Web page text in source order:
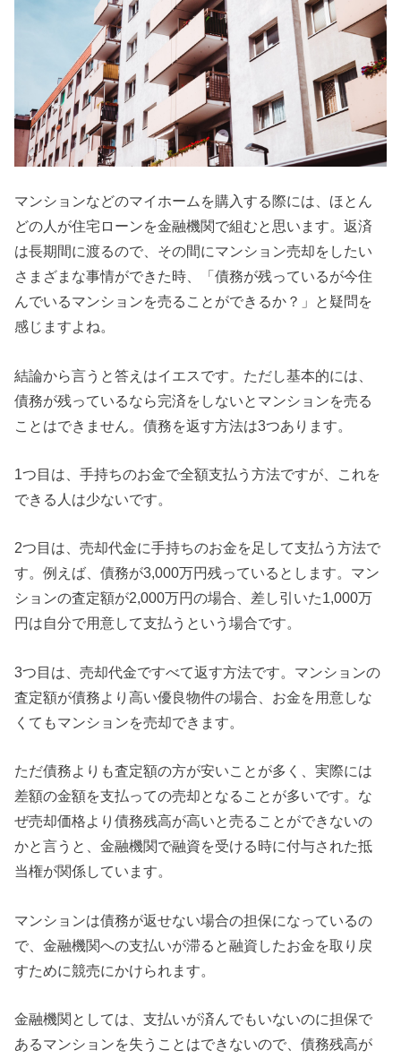
マンションなどのマイホームを購入する際には、ほとん
どの人が住宅ローンを金融機関で組むと思います。返済
は長期間に渡るので、その間にマンション売却をしたい
さまざまな事情ができた時、「債務が残っているが今住
んでいるマンションを売ることができるか？」と疑問を
感じますよね。
結論から言うと答えはイエスです。ただし基本的には、
債務が残っているなら完済をしないとマンションを売る
ことはできません。債務を返す方法は3つあります。
1つ目は、手持ちのお金で全額支払う方法ですが、これを
できる人は少ないです。
2つ目は、売却代金に手持ちのお金を足して支払う方法で
す。例えば、債務が3,000万円残っているとします。マン
ションの査定額が2,000万円の場合、差し引いた1,000万
円は自分で用意して支払うという場合です。
3つ目は、売却代金ですべて返す方法です。マンションの
査定額が債務より高い優良物件の場合、お金を用意しな
くてもマンションを売却できます。
ただ債務よりも査定額の方が安いことが多く、実際には
差額の金額を支払っての売却となることが多いです。な
ぜ売却価格より債務残高が高いと売ることができないの
かと言うと、金融機関で融資を受ける時に付与された抵
当権が関係しています。
マンションは債務が返せない場合の担保になっているの
で、金融機関への支払いが滞ると融資したお金を取り戻
すために競売にかけられます。
金融機関としては、支払いが済んでもいないのに担保で
あるマンションを失うことはできないので、債務残高が